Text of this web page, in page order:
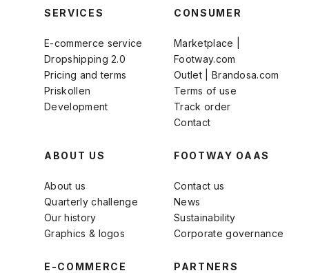
SERVICES
E-commerce service
Dropshipping 2.0
Pricing and terms
Priskollen
Development
CONSUMER
Marketplace |
Footway.com
Outlet | Brandosa.com
Terms of use
Track order
Contact
ABOUT US
About us
Quarterly challenge
Our history
Graphics & logos
FOOTWAY OAAS
Contact us
News
Sustainability
Corporate governance
E-COMMERCE PARTNERS